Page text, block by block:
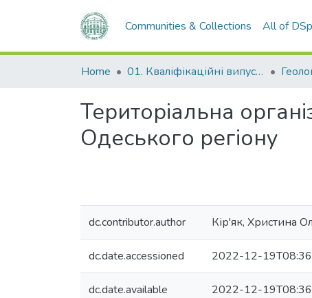
Communities & Collections All of
Home 01. Кваліфікаційні випускні роботи здобувачів вищої освіти
Територіальна
Одеського регіону
dc.contributor.author Кір'як, Христина
dc.date.accessioned 2022-12-
dc.date.available 2022-12-